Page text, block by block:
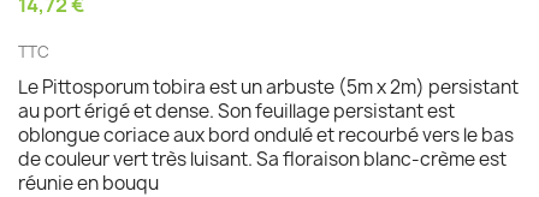
TTC
Le Pittosporum tobira est un arbuste (5m x 2m) persistant
au port érigé et dense. Son feuillage persistant est
oblongue coriace aux bord ondulé et recourbé vers le bas
de couleur vert très luisant. Sa floraison blanc-crème est
réunie en bouqu